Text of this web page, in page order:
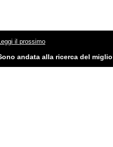
il prossimo
andata alla ricerca del